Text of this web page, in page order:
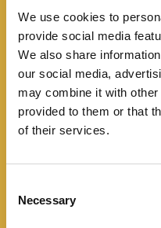
We use cookies to
provide social media
We also share
our social media,
may combine it with
provided to them or that
of their services.
Necessary
Terpel tiene como
estaciones de recarga
empezará a cobrar la
mayo.